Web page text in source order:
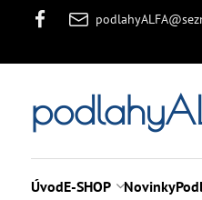
ÚvodE-SHOP Novinky